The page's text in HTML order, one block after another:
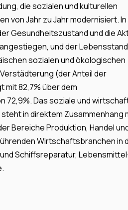
die sozialen und kulturellen
von Jahr zu Jahr modernisiert. In
Gesundheitszustand und die
und der
sozialen und ökologischen
(der Anteil der
82,7% über dem
72,9%. Das soziale und
in direktem Zusammenhang
Bereiche Produktion, Handel
Wirtschaftsbranchen in
Schiffsreparatur,